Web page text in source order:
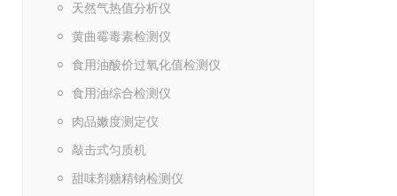
天然气热值分析仪
黄曲霉毒素检测仪
食用油酸价过氧化值检测仪
食用油综合检测仪
肉品嫩度测定仪
敲击式匀质机
甜味剂糖精钠检测仪